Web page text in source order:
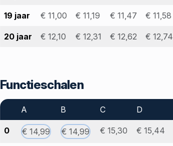
19 jaar € 11,00 € 11,19 € 11,47 € 11,58
20 jaar € 12,10 € 12,31 € 12,62 € 12,74
Functieschalen
A B C D
0 € 14,99 € 14,99 € 15,30 € 15,44